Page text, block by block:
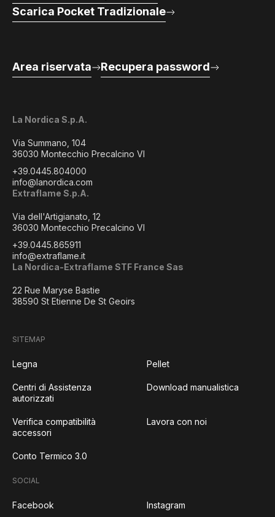
La Nordica S.p.A.
Via Summano, 104
36030 Montecchio Precalcino VI
+39.0445.804000
info@lanordica.com
Extraflame S.p.A.
Via dell'Artigianato, 12
36030 Montecchio Precalcino VI
+39.0445.865911
info@extraflame.it
La Nordica-Extraflame STF France Sas
22 Rue Maryse Bastie
38590 St Etienne De St Geoirs
Scarica Pocket Tradizionale
Area riservata Recupera password
SITEMAP
Legna Pellet
Centri di Assistenza
autorizzati
Download manualistica
Verifica compatibilità
accessori
Lavora con noi
Conto Termico 3.0
SOCIAL
Facebook Instagram